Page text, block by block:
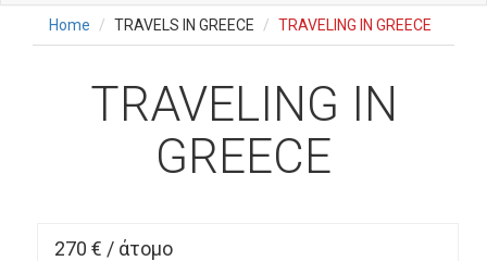
Home TRAVELS IN GREECE TRAVELING IN GREECE
TRAVELING IN
GREECE
270 € / άτομο